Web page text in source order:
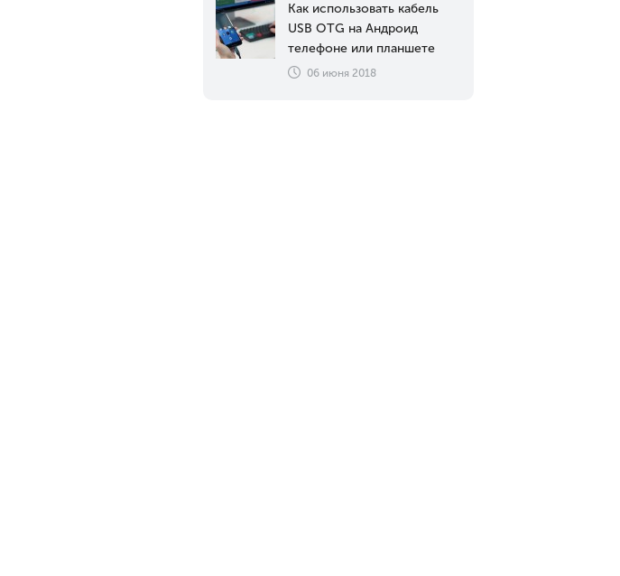
Как использовать кабель
USB OTG на Андроид
телефоне или планшете
06 июня 2018